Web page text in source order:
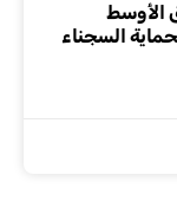
الأوسط
السجناء